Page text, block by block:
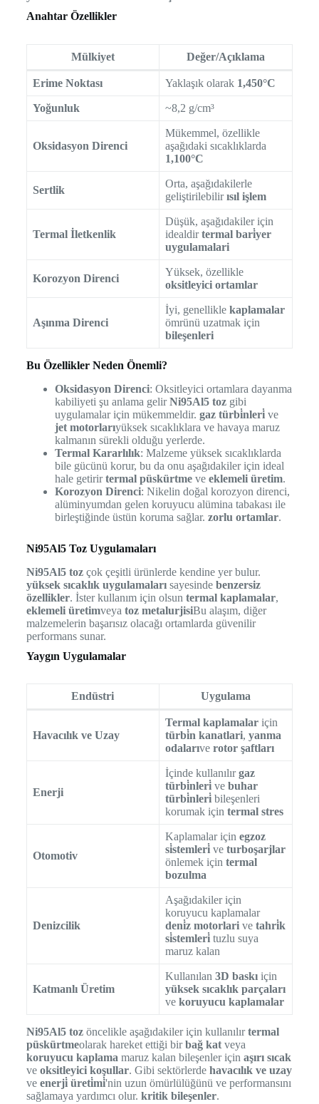
Anahtar Özellikler
Mülkiyet Değer/Açıklama
Erime Noktası Yaklaşık olarak 1,450°C
Yoğunluk ~8,2 g/cm³
Oksidasyon Direnci
Mükemmel, özellikle
aşağıdaki sıcaklıklarda
1,100°C
Sertlik
Orta, aşağıdakilerle
geliştirilebilirısıl işlem
Termal İletkenlik
Düşük, aşağıdakiler için
idealdirtermal bari̇yer
uygulamalari
Korozyon Direnci
Yüksek, özellikle
oksitleyici ortamlar
Aşınma Direnci
İyi, genellikle kaplamalar
ömrünü uzatmak için
bileşenleri
Bu Özellikler Neden Önemli?
Oksidasyon Direnci: Oksitleyici ortamlara dayanma
kabiliyeti şu anlama gelirNi95Al5 tozgibi
uygulamalar için mükemmeldir. gaz türbi̇nleri̇ve
jet motorlarıyüksek sıcaklıklara ve havaya maruz
kalmanın sürekli olduğu yerlerde.
Termal Kararlılık: Malzeme yüksek sıcaklıklarda
bile gücünü korur, bu da onu aşağıdakiler için ideal
hale getirirtermal püskürtmeve eklemeli üretim.
Korozyon Direnci: Nikelin doğal korozyon direnci,
alüminyumdan gelen koruyucu alümina tabakası ile
birleştiğinde üstün koruma sağlar. zorlu ortamlar.
Ni95Al5 Toz Uygulamaları
Ni95Al5 tozçok çeşitli ürünlerde kendine yer bulur.
yüksek sıcaklık uygulamalarısayesinde benzersiz
özellikler. İster kullanım için olsun termal kaplamalar,
eklemeli üretimveya toz metalurjisiBu alaşım, diğer
malzemelerin başarısız olacağı ortamlarda güvenilir
performans sunar.
Yaygın Uygulamalar
Endüstri Uygulama
Havacılık ve Uzay
Termal kaplamalariçin
türbi̇n kanatlari, yanma
odalarıve rotor şaftları
Enerji
İçinde kullanılırgaz
türbi̇nleri̇ve buhar
türbi̇nleri̇bileşenleri
korumak için termal stres
Otomotiv
Kaplamalar için egzoz
si̇stemleri̇ve turboşarjlar
önlemek için termal
bozulma
Denizcilik
Aşağıdakiler için
koruyucu kaplamalar
deni̇z motorlarive tahri̇k
si̇stemleri̇tuzlu suya
maruz kalan
Katmanlı Üretim
Kullanılan 3D baskıiçin
yüksek sıcaklık parçaları
ve koruyucu kaplamalar
Ni95Al5 tozöncelikle aşağıdakiler için kullanılırtermal
püskürtmeolarak hareket ettiği birbağ katveya
koruyucu kaplamamaruz kalan bileşenler için aşırı sıcak
ve oksitleyici koşullar. Gibi sektörlerde havacılık ve uzay
ve enerji̇ üreti̇mi̇'nin uzun ömürlülüğünü ve performansını
sağlamaya yardımcı olur. kritik bileşenler.